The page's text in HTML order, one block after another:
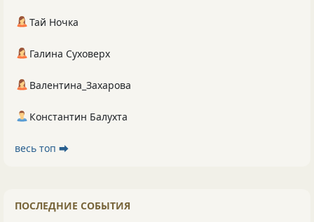
Тай Ночка
Галина Суховерх
Валентина_Захарова
Константин Балухта
весь топ ⮕
ПОСЛЕДНИЕ СОБЫТИЯ